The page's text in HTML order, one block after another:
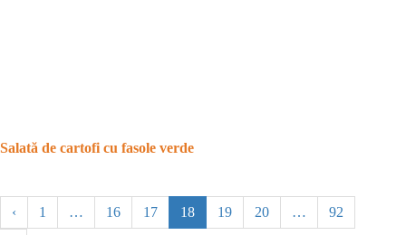
Salată de cartofi cu fasole verde
‹ 1 … 16 17 18 19 20 … 92